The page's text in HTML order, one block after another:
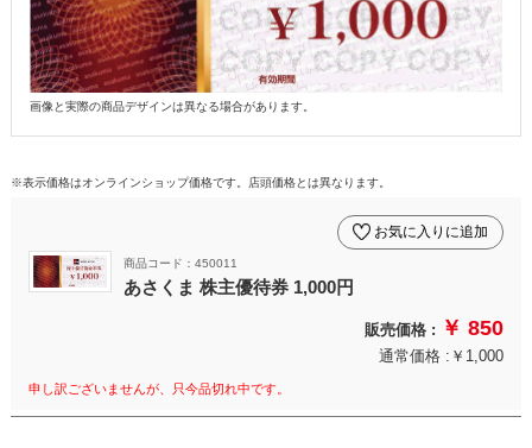
画像と実際の商品デザインは異なる場合があります。
※表示価格はオンラインショップ価格です。店頭価格とは異なります。
商品コード：450011
あさくま 株主優待券 1,000円
お気に入りに追加
販売価格 : ￥ 850
通常価格 :￥1,000
申し訳ございませんが、只今品切れ中です。